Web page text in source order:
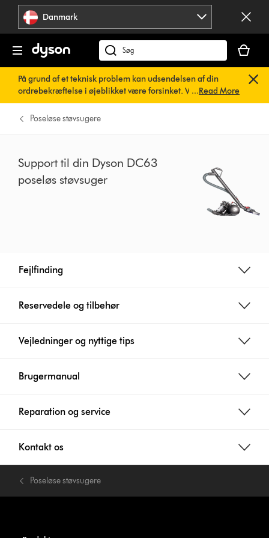
Spring
navigation
Danmark
Søg
på
dyson.dk
er
tom
På grund af et teknisk problem kan udsendelsen af din
ordrebekræftelse i øjeblikket være forsinket. Vi arbejder
allerede på en hurtig løsning.Du behøver ikke at foretage
dig noget. Din ordrebekræftelse vil snart blive sendt til dig
...Read More
Poseløse støvsugere
Support til din Dyson DC63
poseløs støvsuger
Fejlfinding
Reservedele og tilbehør
Vejledninger og nyttige tips
Brugermanual
Reparation og service
Kontakt os
Poseløse støvsugere